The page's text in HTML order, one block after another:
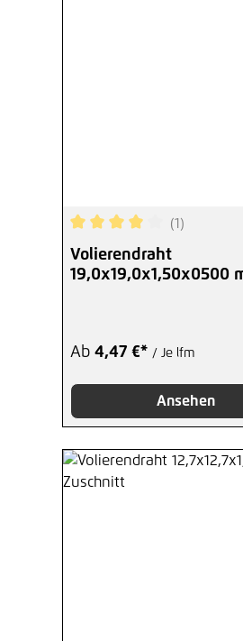
Durchschnittliche
(1)
Volierendraht
19,0x19,0x1,50x0500
Ab 4,47 €* / Je lfm
Ansehen